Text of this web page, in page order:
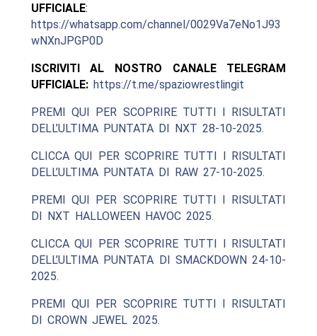
UFFICIALE:
https://whatsapp.com/channel/0029Va7eNo1J93
wNXnJPGP0D
ISCRIVITI AL NOSTRO CANALE TELEGRAM
UFFICIALE: https://t.me/spaziowrestlingit
PREMI QUI PER SCOPRIRE TUTTI I RISULTATI
DELL’ULTIMA PUNTATA DI NXT 28-10-2025.
CLICCA QUI PER SCOPRIRE TUTTI I RISULTATI
DELL’ULTIMA PUNTATA DI RAW 27-10-2025.
PREMI QUI PER SCOPRIRE TUTTI I RISULTATI
DI NXT HALLOWEEN HAVOC 2025.
CLICCA QUI PER SCOPRIRE TUTTI I RISULTATI
DELL’ULTIMA PUNTATA DI SMACKDOWN 24-10-
2025.
PREMI QUI PER SCOPRIRE TUTTI I RISULTATI
DI CROWN JEWEL 2025.